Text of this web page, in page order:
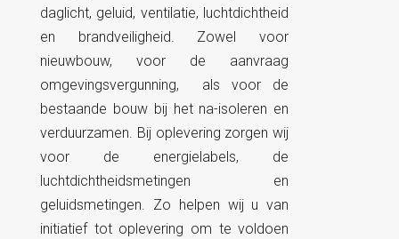
daglicht, geluid, ventilatie, luchtdichtheid
en brandveiligheid. Zowel voor
nieuwbouw, voor de aanvraag
omgevingsvergunning, als voor de
bestaande bouw bij het na-isoleren en
verduurzamen. Bij oplevering zorgen wij
voor de energielabels, de
luchtdichtheidsmetingen en
geluidsmetingen. Zo helpen wij u van
initiatief tot oplevering om te voldoen